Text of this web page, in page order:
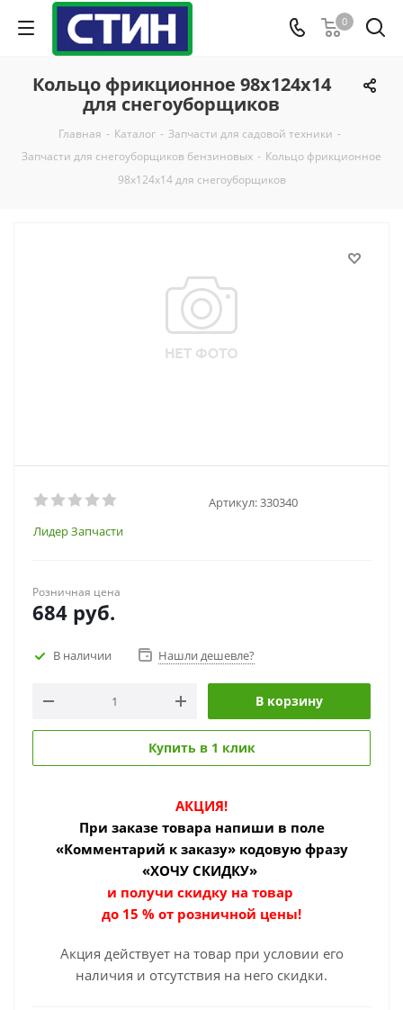
0
Кольцо фрикционное 98х124х14
для снегоуборщиков
Главная - Каталог - Запчасти для садовой техники -
Запчасти для снегоуборщиков бензиновых - Кольцо фрикционное
98х124х14 для снегоуборщиков
Артикул:330340
Лидер Запчасти
Розничная цена
684 руб.
В наличии Нашли дешевле?
В корзину
Купить в 1 клик
АКЦИЯ!
При заказе товара напиши в поле
«Комментарий к заказу» кодовую фразу
«ХОЧУ СКИДКУ»
и получи скидку на товар
до 15 % от розничной цены!
Акция действует на товар при условии его
наличия и отсутствия на него скидки.